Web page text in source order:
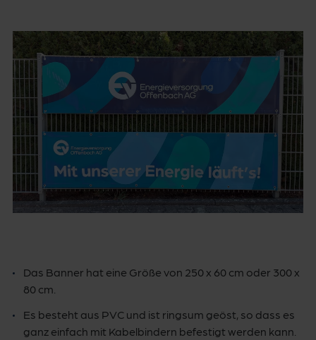
Das Banner hat eine Größe von 250 x 60 cm oder 300 x
80 cm.
Es besteht aus PVC und ist ringsum geöst, so dass es
ganz einfach mit Kabelbindern befestigt werden kann.